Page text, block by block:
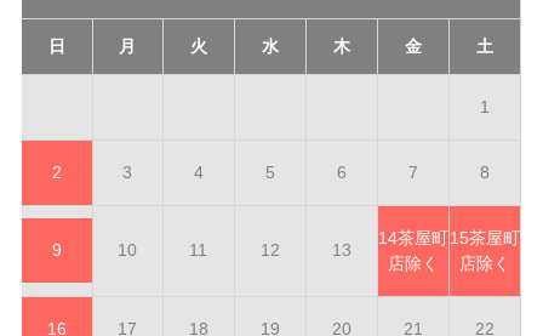
日 月 火 水 木 金 土
1
2 3 4 5 6 7 8
9 10 11 12 13
14茶屋町
店除く
15茶屋町
店除く
16 17 18 19 20 21 22